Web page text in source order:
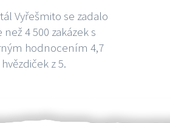
Vyřešmito se zadalo
než 4 500 zakázek s
hodnocením 4,7
hvězdiček z 5.